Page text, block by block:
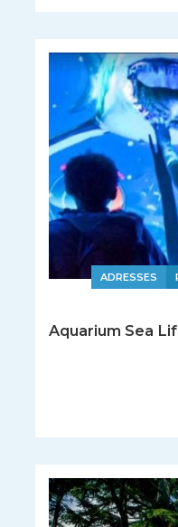
ADRESSES
Aquarium Sea